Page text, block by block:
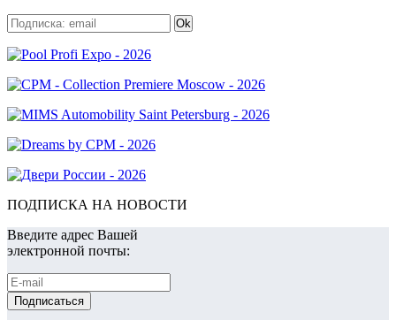
ПОДПИСКА НА НОВОСТИ
Введите адрес Вашей
электронной почты: